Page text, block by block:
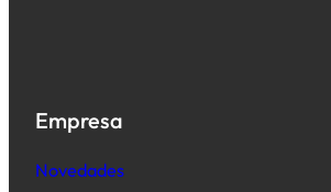
Empresa
Novedades